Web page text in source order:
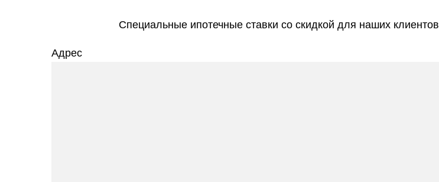
Специальные ипотечные ставки со скидкой для наших клиентов
Адрес